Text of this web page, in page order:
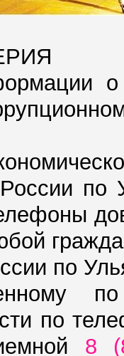
по
по
по
по
8